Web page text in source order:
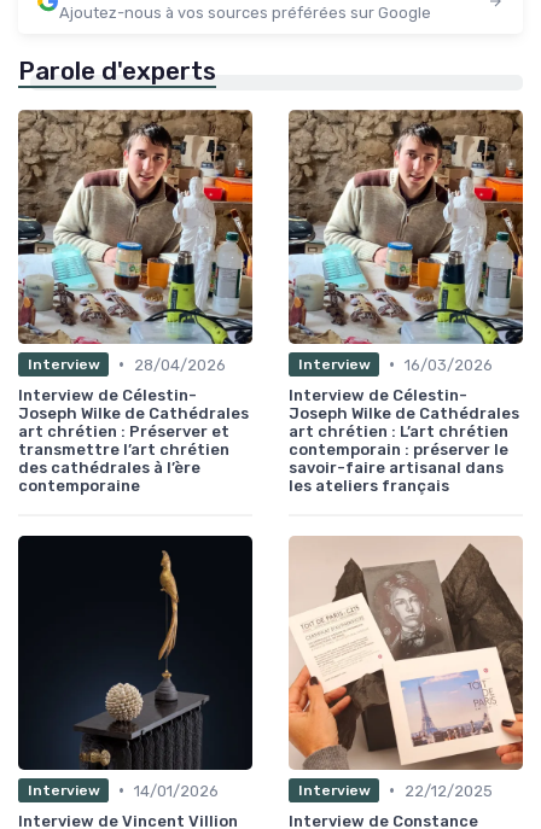
Ajoutez-nous à vos sources préférées sur Google
Parole d'experts
Interview •
28/04/2026
Interview de Célestin-
Joseph Wilke de Cathédrales
art chrétien : Préserver et
transmettre l’art chrétien
des cathédrales à l’ère
contemporaine
Interview • 16/03/2026
Interview de Célestin-
Joseph Wilke de Cathédrales
art chrétien : L’art chrétien
contemporain : préserver le
savoir-faire artisanal dans
les ateliers français
Interview • 14/01/2026
Interview de Vincent Villion
Interview •
22/12/2025
Interview de Constance